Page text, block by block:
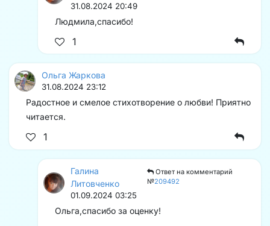
31.08.2024 20:49
Людмила,спасибо!
1
Ольга Жаркова
31.08.2024 23:12
Радостное и смелое стихотворение о любви! Приятно
читается.
1
Галина
Литовченко
Ответ на комментарий
№209492
01.09.2024 03:25
Ольга,спасибо за оценку!